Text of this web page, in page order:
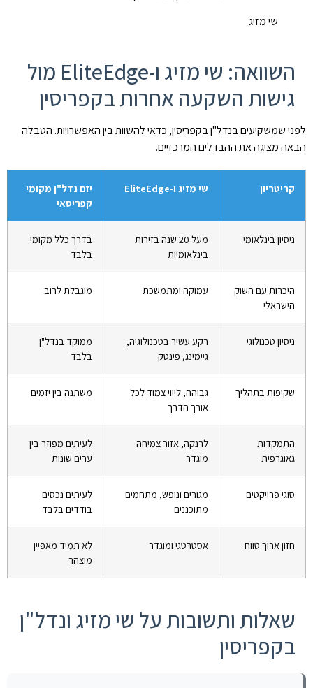
שי מזיג
השוואה: שי מזיג ו-EliteEdge מול
גישות השקעה אחרות בקפריסין
לפני שמשקיעים בנדל"ן בקפריסין, כדאי להשוות בין האפשרויות. הטבלה
הבאה מציגה את ההבדלים המרכזיים.
קריטריון שי מזיג ו-EliteEdge
יזם נדל"ן מקומי
קפריסאי
ניסיון בינלאומי
מעל 20 שנה בזירות
בינלאומיות
בדרך כלל מקומי
בלבד
היכרות עם השוק
הישראלי
עמוקה ומתמשכת מוגבלת לרוב
ניסיון טכנולוגי
רקע עשיר בטכנולוגיה,
גיימינג, פינטק
ממוקד בנדל"ן
בלבד
שקיפות בתהליך
גבוהה, ליווי צמוד לכל
אורך הדרך
משתנה בין יזמים
התמקדות
גאוגרפית
לרנקה, אזור צמיחה
מוגדר
לעיתים מפוזר בין
ערים שונות
סוגי פרויקטים
מגורים ונופש, מתחמים
מתוכננים
לעיתים נכסים
בודדים בלבד
חזון ארוך טווח אסטרטגי ומוגדר
לא תמיד מאפיין
מוצהר
שאלות ותשובות על שי מזיג ונדל"ן
בקפריסין